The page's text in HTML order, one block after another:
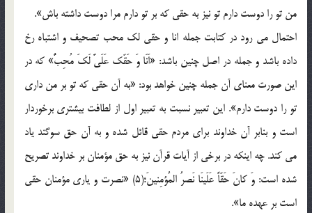
من تو را دوست دارم تو نیز به حقی که بر تو دارم مرا دوست داشته باش».
احتمال می رود در کتابت جمله انا و حقی لک محب تصحیف و اشتباه رخ
داده باشد و جمله در اصل چنین باشد: «اَنَا وَ حَقّک عَلَیَّ لَکَ مُحِبٌّ» که در
این صورت معنای آن جمله چنین خواهد بود: «به آن حقی که تو بر من داری
تو را دوست دارم». این تعبیر نسبت به تعبیر اول از لطافت بیشتری برخوردار
است و بنابر آن خداوند برای مردم حقی قائل شده و به آن حق سوگند یاد
می کند. چه اینکه در برخی از آیات قرآن نیز به حق مؤمنان بر خداوند تصریح
شده است: وَ کانَ حَقّاً عَلَینَا نَصرُ المُؤمِنینَ؛(5) «نصرت و یاری مؤمنان حقی
است بر عهده ما».